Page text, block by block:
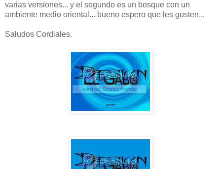
varias versiones... y el segundo es un bosque con un
ambiente medio oriental... bueno espero que les gusten...
Saludos Cordiales.